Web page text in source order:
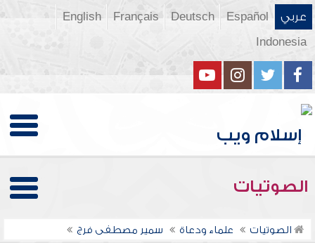
عربي Español
Deutsch
Français
English
Indonesia
الصوتيات
الصوتيات علماء ودعاة سمير مصطفى فرج